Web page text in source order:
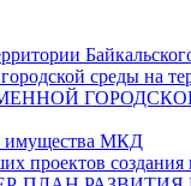
среды на
имущества МКД
проектов